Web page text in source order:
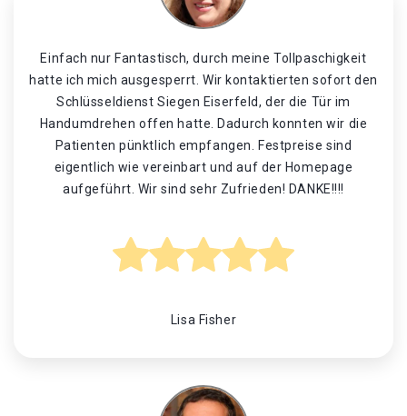
Einfach nur Fantastisch, durch meine Tollpaschigkeit
hatte ich mich ausgesperrt. Wir kontaktierten sofort den
Schlüsseldienst Siegen Eiserfeld, der die Tür im
Handumdrehen offen hatte. Dadurch konnten wir die
Patienten pünktlich empfangen. Festpreise sind
eigentlich wie vereinbart und auf der Homepage
aufgeführt. Wir sind sehr Zufrieden! DANKE!!!!
Lisa Fisher